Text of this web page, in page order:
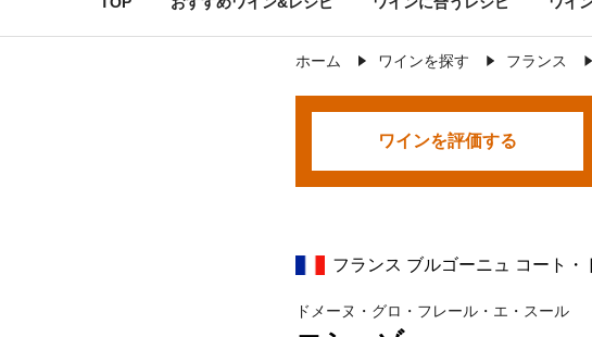
ホーム ワインを探す フランス
ワインを評価する
フランス ブルゴーニュ コート
ドメーヌ・グロ・フレール・エ・スール